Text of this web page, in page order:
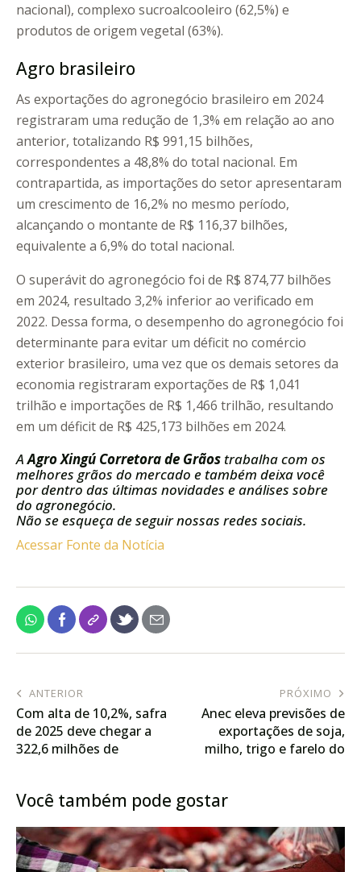
nacional), complexo sucroalcooleiro (62,5%) e
produtos de origem vegetal (63%).
Agro brasileiro
As exportações do agronegócio brasileiro em 2024
registraram uma redução de 1,3% em relação ao ano
anterior, totalizando R$ 991,15 bilhões,
correspondentes a 48,8% do total nacional. Em
contrapartida, as importações do setor apresentaram
um crescimento de 16,2% no mesmo período,
alcançando o montante de R$ 116,37 bilhões,
equivalente a 6,9% do total nacional.
O superávit do agronegócio foi de R$ 874,77 bilhões
em 2024, resultado 3,2% inferior ao verificado em
2022. Dessa forma, o desempenho do agronegócio foi
determinante para evitar um déficit no comércio
exterior brasileiro, uma vez que os demais setores da
economia registraram exportações de R$ 1,041
trilhão e importações de R$ 1,466 trilhão, resultando
em um déficit de R$ 425,173 bilhões em 2024.
AAgro Xingú Corretora de Grãos trabalha com os
melhores grãos do mercado e também deixa você
por dentro das últimas novidades e análises sobre
do agronegócio.
Não se esqueça de seguir nossas redes sociais.
Acessar Fonte da Notícia
ANTERIOR
Com alta de 10,2%, safra
de 2025 deve chegar a
322,6 milhões de
PRÓXIMO
Anec eleva previsões de
exportações de soja,
milho, trigo e farelo do
Você também pode gostar